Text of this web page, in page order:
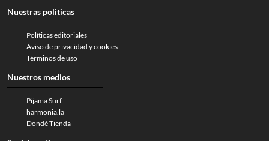
Nuestras politicas
Políticas editoriales
Aviso de privacidad y cookies
Términos de uso
Nuestros medios
Pijama Surf
harmonia.la
Dondé Tienda